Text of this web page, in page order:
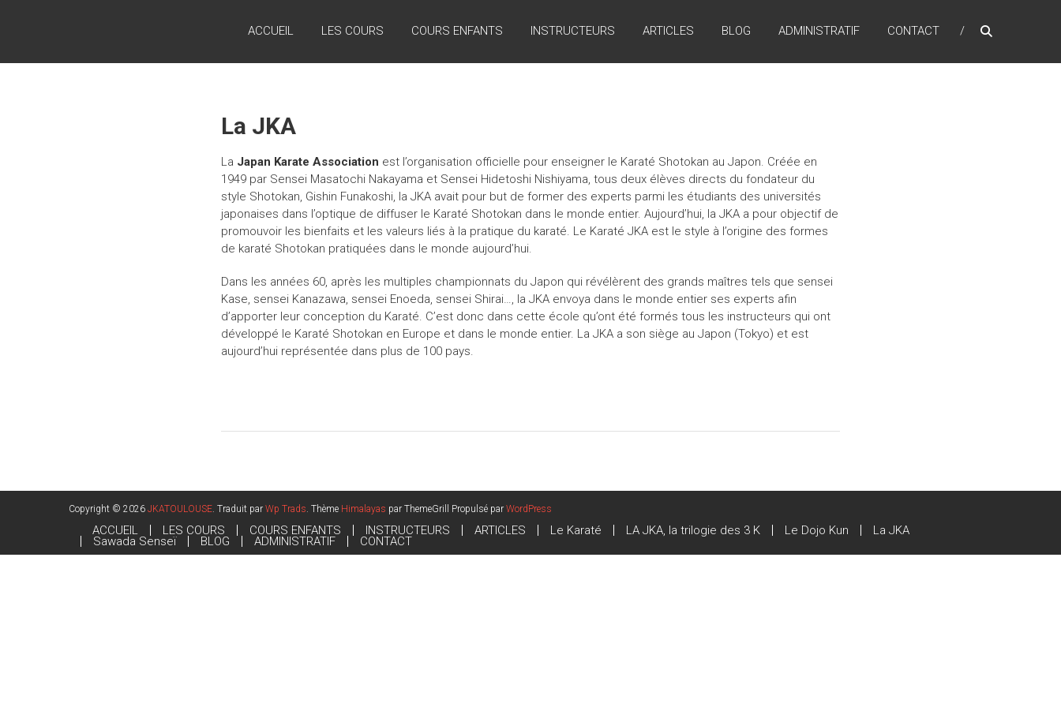
ACCUEIL LES COURS COURS ENFANTS INSTRUCTEURS ARTICLES BLOG ADMINISTRATIF CONTACT
La JKA
La Japan Karate Association est l’organisation officielle pour enseigner le Karaté Shotokan au Japon. Créée en
1949 par Sensei Masatochi Nakayama et Sensei Hidetoshi Nishiyama, tous deux élèves directs du fondateur du
style Shotokan, Gishin Funakoshi, la JKA avait pour but de former des experts parmi les étudiants des universités
japonaises dans l’optique de diffuser le Karaté Shotokan dans le monde entier. Aujourd’hui, la JKA a pour objectif de
promouvoir les bienfaits et les valeurs liés à la pratique du karaté. Le Karaté JKA est le style à l’origine des formes
de karaté Shotokan pratiquées dans le monde aujourd’hui.
Dans les années 60, après les multiples championnats du Japon qui révélèrent des grands maîtres tels que sensei
Kase, sensei Kanazawa, sensei Enoeda, sensei Shirai…, la JKA envoya dans le monde entier ses experts afin
d’apporter leur conception du Karaté. C’est donc dans cette école qu’ont été formés tous les instructeurs qui ont
développé le Karaté Shotokan en Europe et dans le monde entier. La JKA a son siège au Japon (Tokyo) et est
aujourd’hui représentée dans plus de 100 pays.
Copyright © 2026 JKATOULOUSE. Traduit par Wp Trads. Thème Himalayas par ThemeGrill Propulsé par WordPress
ACCUEIL LES COURS COURS ENFANTS INSTRUCTEURS ARTICLES Le Karaté LA JKA, la trilogie des 3 K Le Dojo Kun La JKA
Sawada Senseï BLOG ADMINISTRATIF CONTACT